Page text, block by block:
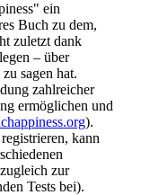
ein
Buch zu dem,
zuletzt dank
– über
sagen hat.
zahlreicher
ermöglichen und
).
kann
zur
Tests bei).